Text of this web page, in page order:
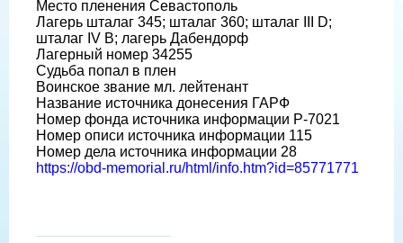
Место пленения Севастополь
Лагерь шталаг 345; шталаг 360; шталаг III D;
шталаг IV B; лагерь Дабендорф
Лагерный номер 34255
Судьба попал в плен
Воинское звание мл. лейтенант
Название источника донесения ГАРФ
Номер фонда источника информации Р-7021
Номер описи источника информации 115
Номер дела источника информации 28
https://obd-memorial.ru/html/info.htm?id=85771771